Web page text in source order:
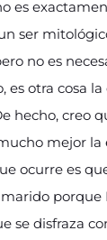
es
ser
no es
es otra cosa
hecho, creo
mejor la
ocurre es
se disfraza